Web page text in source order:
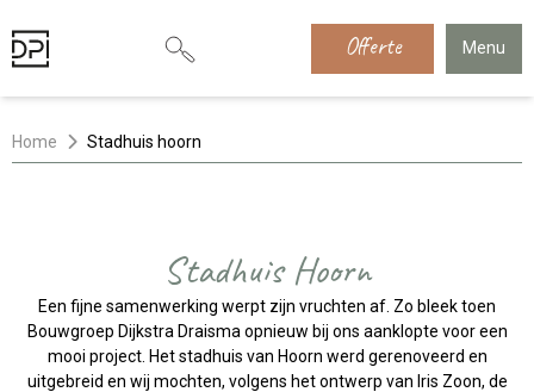
Offerte Menu
Home Stadhuis hoorn
Stadhuis Hoorn
Een fijne samenwerking werpt zijn vruchten af. Zo bleek toen
Bouwgroep Dijkstra Draisma opnieuw bij ons aanklopte voor een
mooi project. Het stadhuis van Hoorn werd gerenoveerd en
uitgebreid en wij mochten, volgens het ontwerp van Iris Zoon, de